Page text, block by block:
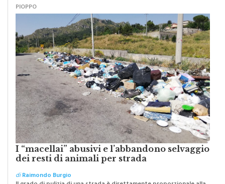
PIOPPO
I “macellai” abusivi e l’abbandono selvaggio
dei resti di animali per strada
diRaimondo Burgio